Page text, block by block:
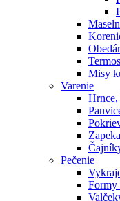
Misy
Varenie
Pečenie
Formy